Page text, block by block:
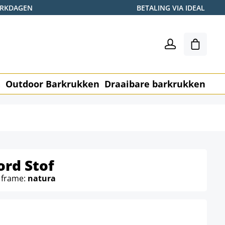
BETALING VIA IDEAL
Outdoor Barkrukken Draaibare barkrukken
Stof
natura